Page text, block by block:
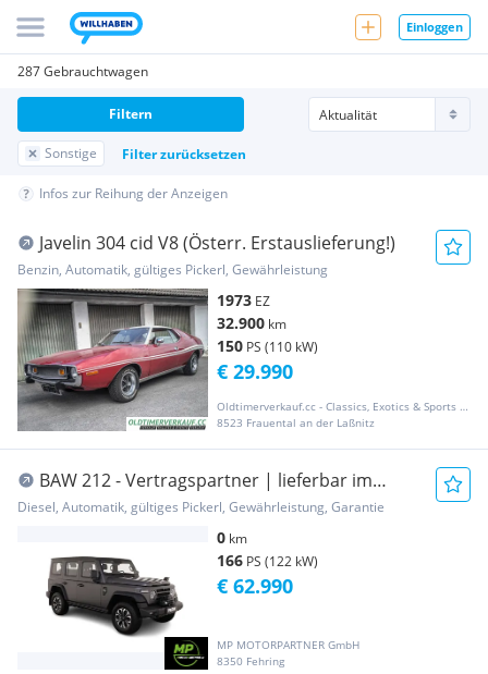
Einloggen
287 Gebrauchtwagen
Sonstige Filter zurücksetzen
Filtern
Infos zur Reihung der Anzeigen
Javelin 304 cid V8 (Österr. Erstauslieferung!)
Benzin, Automatik, gültiges Pickerl, Gewährleistung
1973 EZ
32.900 km
150 PS (110 kW)
Oldtimerverkauf.cc - Classics, Exotics & Sports Cars
8523 Frauental an der Laßnitz
€ 29.990
BAW 212 - Vertragspartner | lieferbar im
August...
Diesel, Automatik, gültiges Pickerl, Gewährleistung, Garantie
0 km
166 PS (122 kW)
MP MOTORPARTNER GmbH
8350 Fehring
€ 62.990